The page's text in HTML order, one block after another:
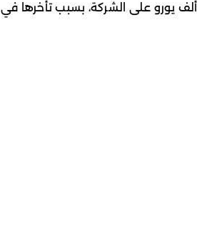
المختصة بحماية البيانات حينها غرامة قدرها 475 ألف يورو على الشركة، بسبب تأخرها في